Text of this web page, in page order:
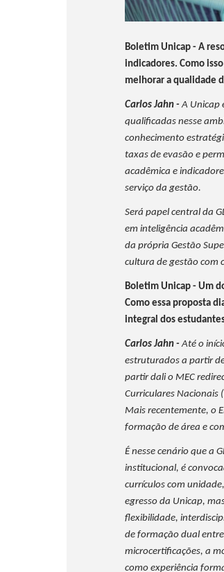
Boletim Unicap - A
indicadores. Como
melhorar a qualidade
Carlos Jahn -A Unicap
qualificadas nesse
conhecimento
taxas de evasão e
acadêmica e
serviço da gestão.
Será papel central da
em inteligência
da própria Gestão
cultura de gestão com
Boletim Unicap - Um
Como essa proposta
integral dos
Carlos Jahn -Até o
estruturados a partir
partir dali o MEC
Curriculares Nacionais
Mais recentemente, o
formação de área e
É nesse cenário que a
institucional, é
currículos com
egresso da Unicap,
flexibilidade,
de formação dual
microcertificações, a
como experiência